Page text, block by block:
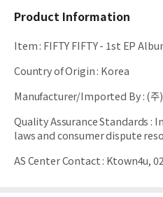
Product Information
Item: FIFTY FIFTY - 1st EP
Country of Origin: Korea
Manufacturer/Imported By:(주
Quality Assurance Standards :
laws and consumer dispute
AS Center Contact: Ktown4u,